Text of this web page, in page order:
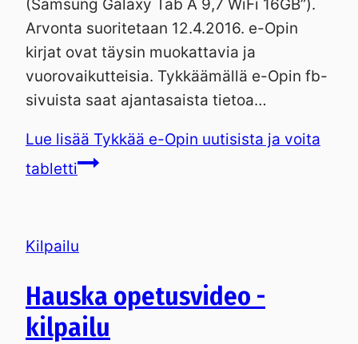
(Samsung Galaxy Tab A 9,7 WiFi 16GB”).
Arvonta suoritetaan 12.4.2016. e-Opin
kirjat ovat täysin muokattavia ja
vuorovaikutteisia. Tykkäämällä e-Opin fb-
sivuista saat ajantasaista tietoa…
Lue lisää Tykkää e-Opin uutisista ja voita
tabletti
Kilpailu
Hauska opetusvideo -
kilpailu